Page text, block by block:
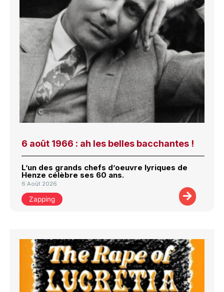
6 août 1966 : ah les belles bacchantes !
L’un des grands chefs d’oeuvre lyriques de
Henze célèbre ses 60 ans.
6 Août 2026
Zapping